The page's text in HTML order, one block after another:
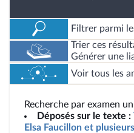
Filtrer parmi
Trier ces
Générer une
Voir tous les
Recherche par examen
Déposés sur le texte :
Elsa Faucillon et